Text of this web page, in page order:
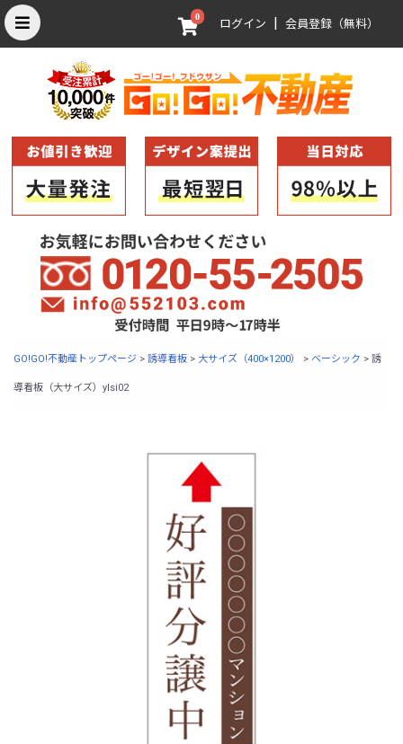
0
ログイン |会員登録（無料）
GO!GO!不動産トップページ > 誘導看板 > 大サイズ（400×1200） > ベーシック > 誘
導看板（大サイズ）ylsi02